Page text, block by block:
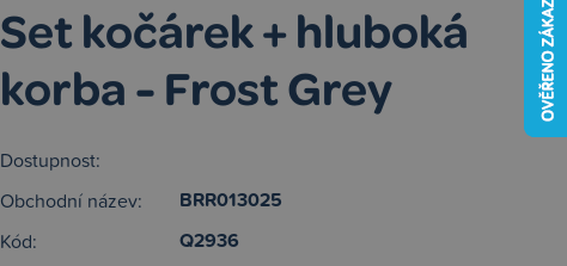
Set kočárek + hluboká
korba - Frost Grey
Dostupnost:
Obchodní název:
BRR013025
Kód: Q2936